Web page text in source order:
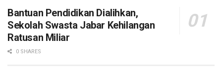
Bantuan Pendidikan Dialihkan,
Sekolah Swasta Jabar Kehilangan
Ratusan Miliar
0 SHARES